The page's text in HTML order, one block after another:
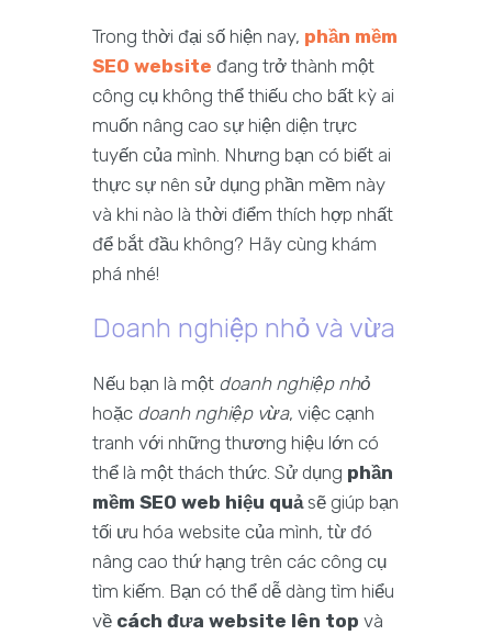
Trong thời đại số hiện nay, phần mềm
SEO website đang trở thành một
công cụ không thể thiếu cho bất kỳ ai
muốn nâng cao sự hiện diện trực
tuyến của mình. Nhưng bạn có biết ai
thực sự nên sử dụng phần mềm này
và khi nào là thời điểm thích hợp nhất
để bắt đầu không? Hãy cùng khám
phá nhé!
Doanh nghiệp nhỏ và vừa
Nếu bạn là một doanh nghiệp nhỏ
hoặc doanh nghiệp vừa, việc cạnh
tranh với những thương hiệu lớn có
thể là một thách thức. Sử dụng phần
mềm SEO web hiệu quảsẽ giúp bạn
tối ưu hóa website của mình, từ đó
nâng cao thứ hạng trên các công cụ
tìm kiếm. Bạn có thể dễ dàng tìm hiểu
về cách đưa website lên top và